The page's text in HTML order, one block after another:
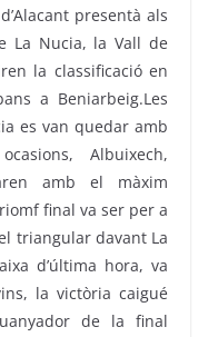
presentà als
La Nucia, la Vall de
la classificació en
a Beniarbeig.Les
es van quedar amb
Albuixech,
amb el màxim
final va ser per a
triangular davant La
d’última hora, va
la victòria caigué
de la final